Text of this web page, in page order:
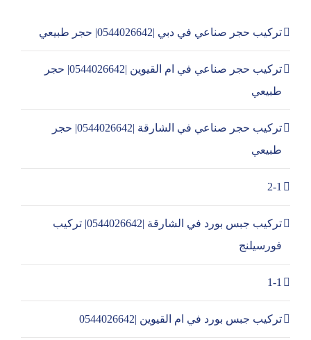
تركيب حجر صناعي في دبي |0544026642| حجر طبيعي
تركيب حجر صناعي في ام القيوين |0544026642| حجر
طبيعي
تركيب حجر صناعي في الشارقة |0544026642| حجر
طبيعي
2-1
تركيب جبس بورد في الشارقة |0544026642| تركيب
فورسيلنج
1-1
تركيب جبس بورد في ام القيوين |0544026642